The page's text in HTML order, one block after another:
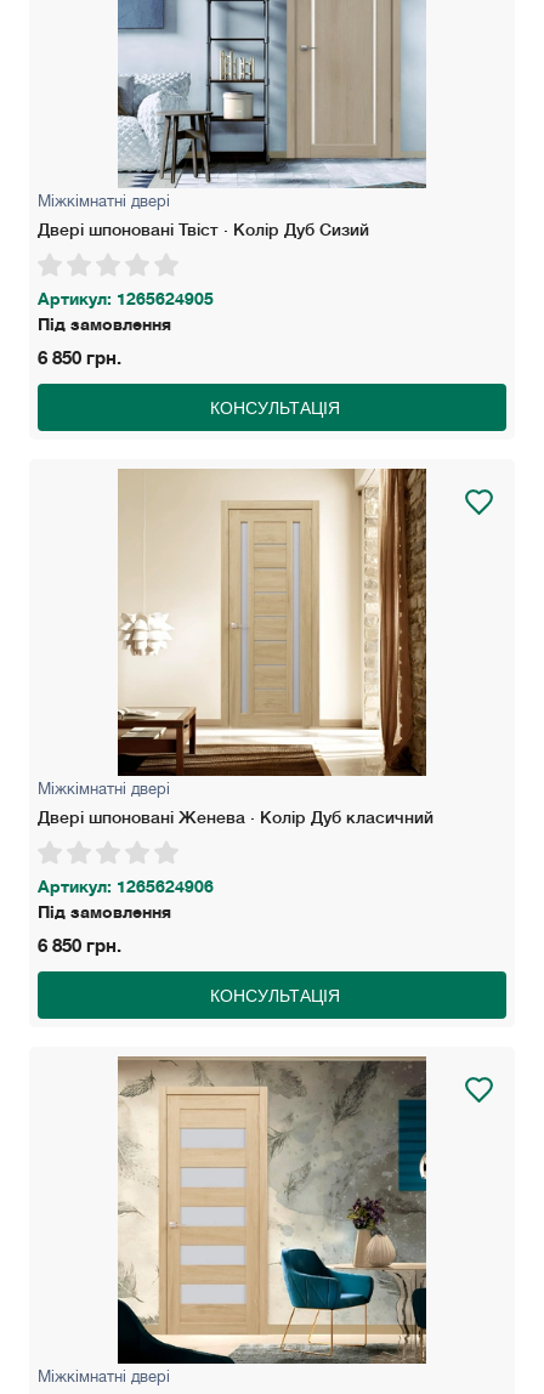
Міжкімнатні двері
Двері шпоновані Твіст · Колір Дуб Сизий
Артикул: 1265624905
Під замовлення
6 850 грн.
КОНСУЛЬТАЦІЯ
Міжкімнатні двері
Двері шпоновані Женева · Колір Дуб класичний
Артикул: 1265624906
Під замовлення
6 850 грн.
КОНСУЛЬТАЦІЯ
Міжкімнатні двері